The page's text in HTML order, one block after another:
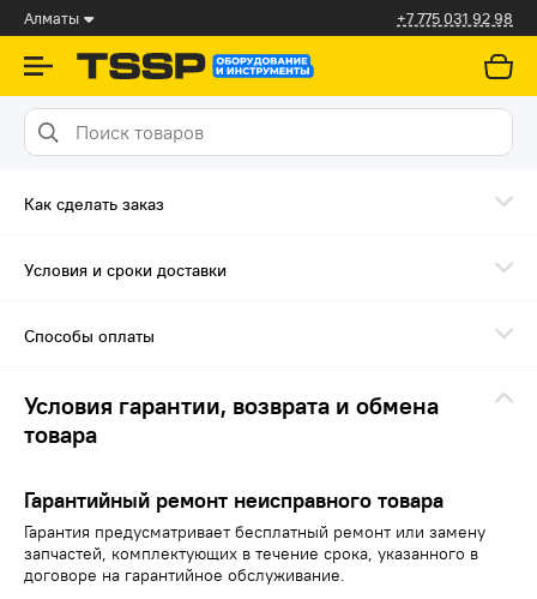
Алматы +7 775 031 92 98
Как сделать заказ
Условия и сроки доставки
Способы оплаты
Условия гарантии, возврата и обмена
товара
Гарантийный ремонт неисправного товара
Гарантия предусматривает бесплатный ремонт или замену
запчастей, комплектующих в течение срока, указанного в
договоре на гарантийное обслуживание.